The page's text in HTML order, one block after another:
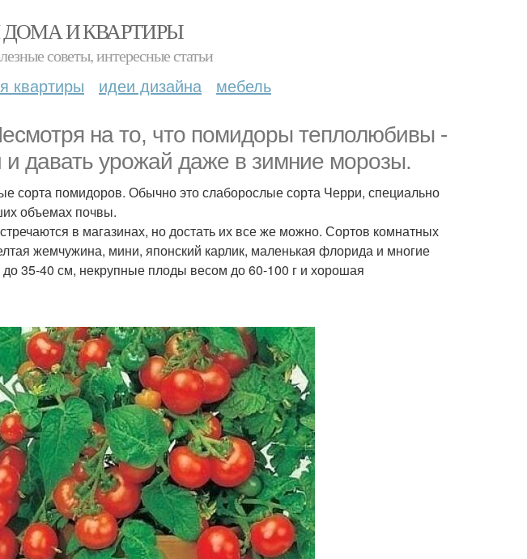
ДОМА И КВАРТИРЫ
советы, интересные статьи
квартиры идеи дизайна мебель
на то, что помидоры теплолюбивы -
и давать урожай даже в зимние морозы.
сорта помидоров. Обычно это слаборослые сорта Черри, специально
объемах почвы.
в магазинах, но достать их все же можно. Сортов комнатных
жемчужина, мини, японский карлик, маленькая флорида и многие
35-40 см, некрупные плоды весом до 60-100 г и хорошая